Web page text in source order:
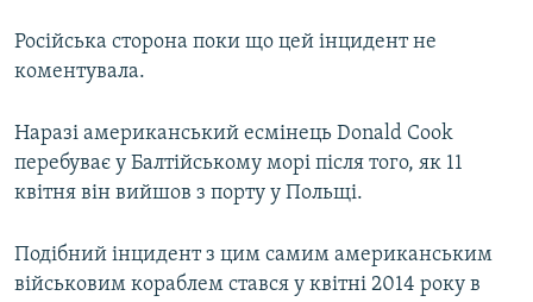
Російська сторона поки що цей інцидент не
коментувала.
Наразі американський есмінець Donald Cook
перебуває у Балтійському морі після того, як 11
квітня він вийшов з порту у Польщі.
Подібний інцидент з цим самим американським
військовим кораблем стався у квітні 2014 року в